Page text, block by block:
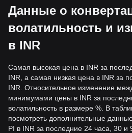
Данные о
волатильность и
в INR
Самая высокая цена в INR за
INR, а самая низкая цена в INR за
INR. Относительное изменение
минимумами цены в INR за
волатильность в размере %. В
посмотреть дополнительные
PI в INR за последние 24 часа, 30 и